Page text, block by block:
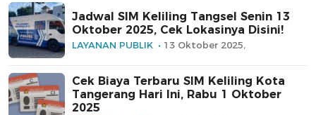
Jadwal SIM Keliling Tangsel Senin 13
Oktober 2025, Cek Lokasinya Disini!
LAYANAN PUBLIK 13 Oktober 2025,
Cek Biaya Terbaru SIM Keliling Kota
Tangerang Hari Ini, Rabu 1 Oktober
2025